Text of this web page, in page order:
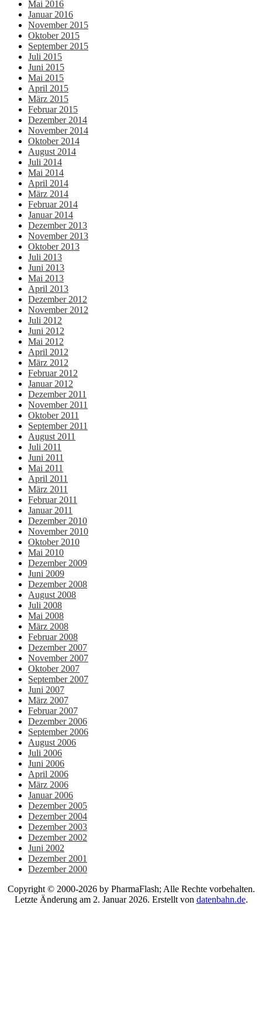
Mai 2016
Januar 2016
November 2015
Oktober 2015
September 2015
Juli 2015
Juni 2015
Mai 2015
April 2015
März 2015
Februar 2015
Dezember 2014
November 2014
Oktober 2014
August 2014
Juli 2014
Mai 2014
April 2014
März 2014
Februar 2014
Januar 2014
Dezember 2013
November 2013
Oktober 2013
Juli 2013
Juni 2013
Mai 2013
April 2013
Dezember 2012
November 2012
Juli 2012
Juni 2012
Mai 2012
April 2012
März 2012
Februar 2012
Januar 2012
Dezember 2011
November 2011
Oktober 2011
September 2011
August 2011
Juli 2011
Juni 2011
Mai 2011
April 2011
März 2011
Februar 2011
Januar 2011
Dezember 2010
November 2010
Oktober 2010
Mai 2010
Dezember 2009
Juni 2009
Dezember 2008
August 2008
Juli 2008
Mai 2008
März 2008
Februar 2008
Dezember 2007
November 2007
Oktober 2007
September 2007
Juni 2007
März 2007
Februar 2007
Dezember 2006
September 2006
August 2006
Juli 2006
Juni 2006
April 2006
März 2006
Januar 2006
Dezember 2005
Dezember 2004
Dezember 2003
Dezember 2002
Juni 2002
Dezember 2001
Dezember 2000
Copyright © 2000-2026 by PharmaFlash; Alle Rechte vorbehalten.
Letzte Änderung am 2. Januar 2026. Erstellt von datenbahn.de.